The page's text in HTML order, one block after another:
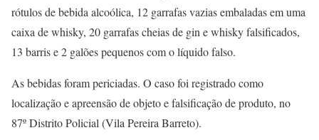
rótulos de bebida alcoólica, 12 garrafas vazias embaladas em uma
caixa de whisky, 20 garrafas cheias de gin e whisky falsificados,
13 barris e 2 galões pequenos com o líquido falso.
As bebidas foram periciadas. O caso foi registrado como
localização e apreensão de objeto e falsificação de produto, no
87º Distrito Policial (Vila Pereira Barreto).